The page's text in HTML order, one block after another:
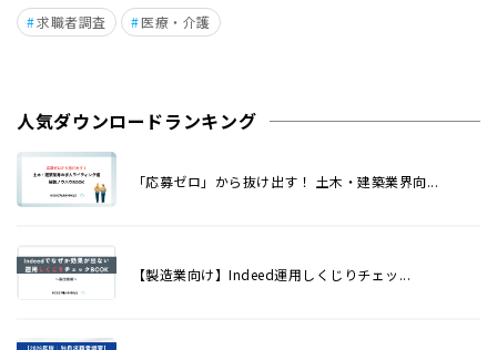
求職者調査 医療・介護
人気ダウンロードランキング
「応募ゼロ」から抜け出す！ 土木・建築業界向...
【製造業向け】Indeed運用しくじりチェッ...